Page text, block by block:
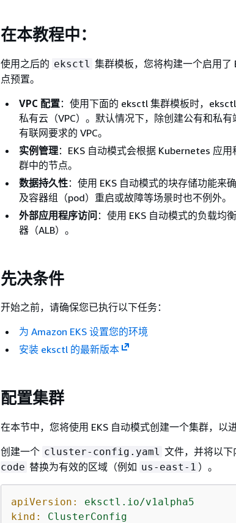
在本教程中：
使用之后的 eksctl 集群模板，您将构建一个启用了
点预置。
VPC 配置：使用下面的 eksctl 集群模板时，
私有云（VPC）。默认情况下，除创建公有和私
有联网要求的 VPC。
实例管理：EKS 自动模式会根据 Kubernetes 应
群中的节点。
数据持久性：使用 EKS 自动模式的块存储功能来
及容器组（pod）重启或故障等场景时也不例外。
外部应用程序访问 ：使用 EKS 自动模式的负载均
器（ALB）。
先决条件
开始之前，请确保您已执行以下任务：
为 Amazon EKS 设置您的环境
安装 eksctl 的最新版本
配置集群
在本节中，您将使用 EKS 自动模式创建一个集群，以
创建一个 cluster-config.yaml 文件，并将以
code 替换为有效的区域（例如 us-east-1 ）。
apiVersion:
eksctl.io/v1alpha5
kind:
ClusterConfig